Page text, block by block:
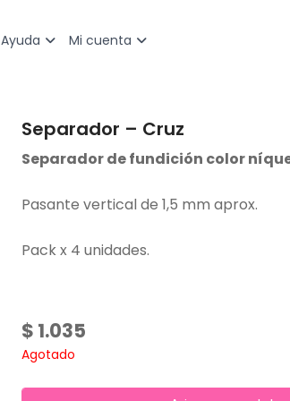
Ayuda Mi cuenta
Separador – Cruz
Separador de fundición color
Pasante vertical de 1,5 mm aprox.
Pack x 4 unidades.
$ 1.035
Agotado